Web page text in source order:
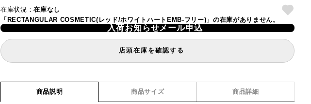
在庫状況：在庫なし
「RECTANGULAR COSMETIC(レッド/ホワイトハートEMB-フリー)」の在庫がありません。
入荷お知らせメール申込
店頭在庫を確認する
商品説明 商品サイズ 商品詳細